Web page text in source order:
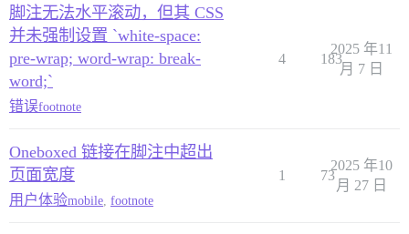
脚注无法水平滚动，但其 CSS
并未强制设置 `white-space:
pre-wrap; word-wrap: break-
word;`
错误footnote
4 183
2025 年11
月 7 日
Oneboxed 链接在脚注中超出
页面宽度
用户体验mobile footnote
1 73
2025 年10
月 27 日